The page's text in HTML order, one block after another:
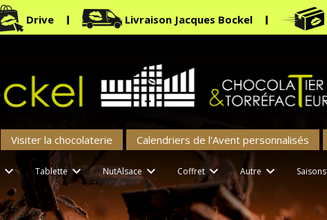
Drive Livraison Jacques Bockel
Visiter la chocolaterie Calendriers de l'Avent personnalisés
 
Tablette 
NutAlsace 
Coffret 
Autre Saisons